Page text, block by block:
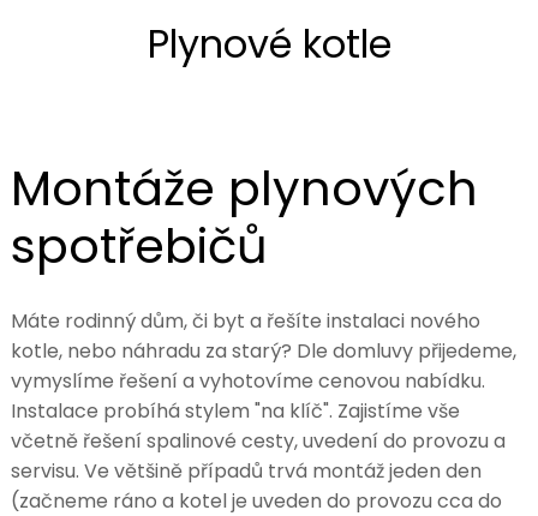
Plynové kotle
Montáže plynových
spotřebičů
Máte rodinný dům, či byt a řešíte instalaci nového
kotle, nebo náhradu za starý? Dle domluvy přijedeme,
vymyslíme řešení a vyhotovíme cenovou nabídku.
Instalace probíhá stylem "na klíč". Zajistíme vše
včetně řešení spalinové cesty, uvedení do provozu a
servisu. Ve většině případů trvá montáž jeden den
(začneme ráno a kotel je uveden do provozu cca do